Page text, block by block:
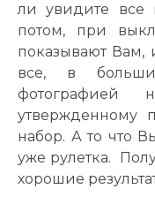
ли увидите все
потом, при
показывают Вам,
все, в
фотографией
утвержденному
набор. А то что
уже рулетка.
хорошие